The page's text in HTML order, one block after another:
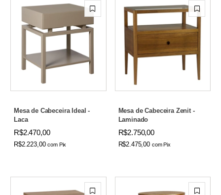
Mesa de Cabeceira Ideal -
Laca
R$2.470,00
R$2.223,00com Pix
Mesa de Cabeceira Zenit -
Laminado
R$2.750,00
R$2.475,00 com Pix